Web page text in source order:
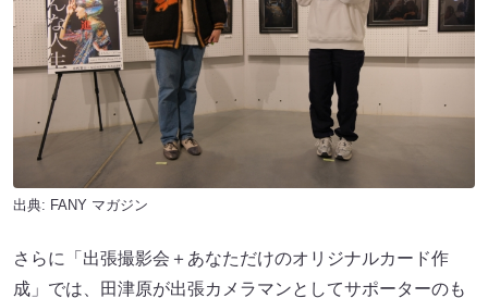
出典: FANY マガジン
さらに「出張撮影会＋あなただけのオリジナルカード作
成」では、田津原が出張カメラマンとしてサポーターのも